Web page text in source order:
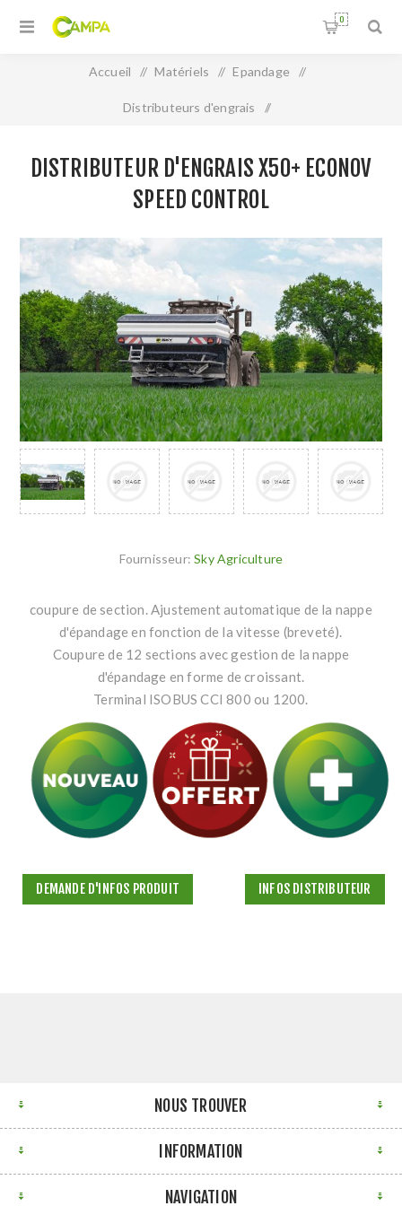
0
Accueil / Matériels / Epandage /
Distributeurs d'engrais /
DISTRIBUTEUR D'ENGRAIS X50+ ECONOV
SPEED CONTROL
Fournisseur: Sky Agriculture
coupure de section. Ajustement automatique de la nappe
d'épandage en fonction de la vitesse (breveté).
Coupure de 12 sections avec gestion de la nappe
d'épandage en forme de croissant.
Terminal ISOBUS CCI 800 ou 1200.
DEMANDE D'INFOS PRODUIT INFOS DISTRIBUTEUR
NOUS TROUVER
INFORMATION
NAVIGATION